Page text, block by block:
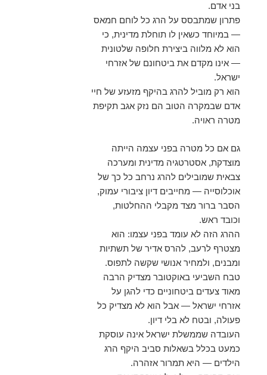
בני אדם.
פתרון שמתבסס על הרג כל לוחם חמאס
— במיוחד כשאין לו תוחלת מדינית, כי
הוא לא מלווה ביצירת חלופה שלטונית
— אינו מקדם את ביטחונם של אזרחי
ישראל.
הוא רק מוביל להרג בהיקף מזעזע של חיי
אדם שבמקרה הטוב הם נזק אגב תקיפת
מטרה ראויה.
גם אם כל מטרה בפני עצמה הייתה
מוצדקת, אסטרטגיה מדינית ומערכה
צבאית שמובילים להרג נרחב כל כך של
אוכלוסייה — מחייבים דיון ציבורי עמוק,
הסבר ברור מצד מקבלי ההחלטות,
וכובד ראש.
ההרג הזה לא עומד בפני עצמו: הוא
מצטרף לרעב, להרס אדיר של תשתיות
ומבנים, ולמחיר אנושי שקשה לתפוס.
טבח השביעי באוקטובר מצדיק הרבה
מאוד צעדים ביטחוניים כדי להגן על
אזרחי ישראל — אבל הוא לא מצדיק כל
פעולה, ובטח לא בלי דיון.
העובדה שממשלת ישראל אינה עוסקת
כמעט בכלל בשאלות סביב היקף הרג
הילדים — היא תמרור אזהרה.